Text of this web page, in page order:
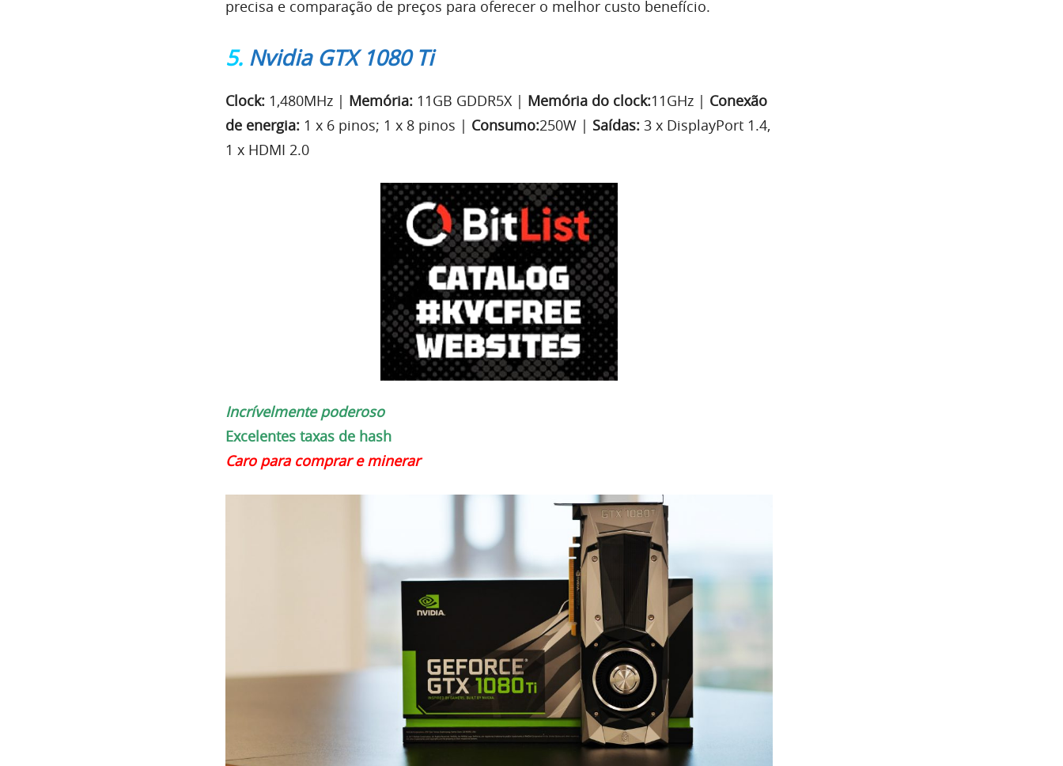
precisa e comparação de preços para oferecer o melhor custo benefício.
5. Nvidia GTX 1080 Ti
Clock: 1,480MHz | Memória: 11GB GDDR5X | Memória do clock:11GHz | Conexão
de energia: 1 x 6 pinos; 1 x 8 pinos | Consumo:250W | Saídas: 3 x DisplayPort 1.4,
1 x HDMI 2.0
Incrívelmente poderoso
Excelentes taxas de hash
Caro para comprar e minerar